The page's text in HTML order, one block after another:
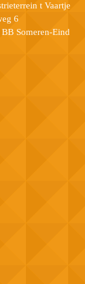
t Vaartje
6
Someren-Eind